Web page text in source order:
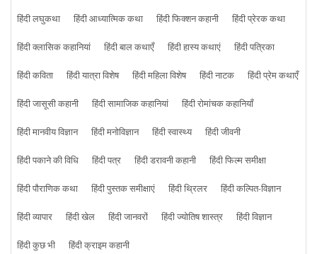
हिंदी लघुकथा हिंदी आध्यात्मिक कथा हिंदी फिक्शन कहानी
हिंदी प्रेरक कथा
हिंदी क्लासिक कहानियां
हिंदी बाल कथाएँ हिंदी हास्य कथाएं
हिंदी पत्रिका
हिंदी कविता
हिंदी यात्रा विशेष हिंदी महिला विशेष हिंदी नाटक
हिंदी प्रेम कथाएँ
हिंदी जासूसी कहानी
हिंदी सामाजिक कहानियां
हिंदी रोमांचक कहानियाँ
हिंदी मानवीय विज्ञान
हिंदी मनोविज्ञान हिंदी स्वास्थ्य
हिंदी जीवनी
हिंदी पकाने की विधि
हिंदी पत्र हिंदी डरावनी कहानी
हिंदी फिल्म समीक्षा
हिंदी पौराणिक कथा
हिंदी पुस्तक समीक्षाएं हिंदी थ्रिलर
हिंदी कल्पित-विज्ञान
हिंदी व्यापार
हिंदी खेल हिंदी जानवरों हिंदी ज्योतिष शास्त्र
हिंदी विज्ञान
हिंदी कुछ भी
हिंदी क्राइम कहानी